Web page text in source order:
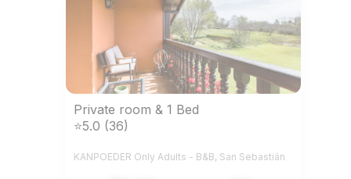
Private room & 1 Bed
⭐5.0 (36)
KANPOEDER Only Adults - B&B, San Sebastián